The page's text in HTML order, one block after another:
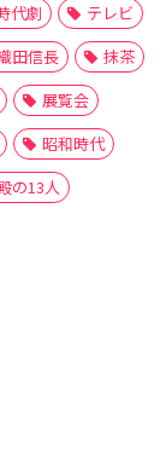
代劇
テレビ
田信長
抹茶
展覧会
昭和時代
の13人